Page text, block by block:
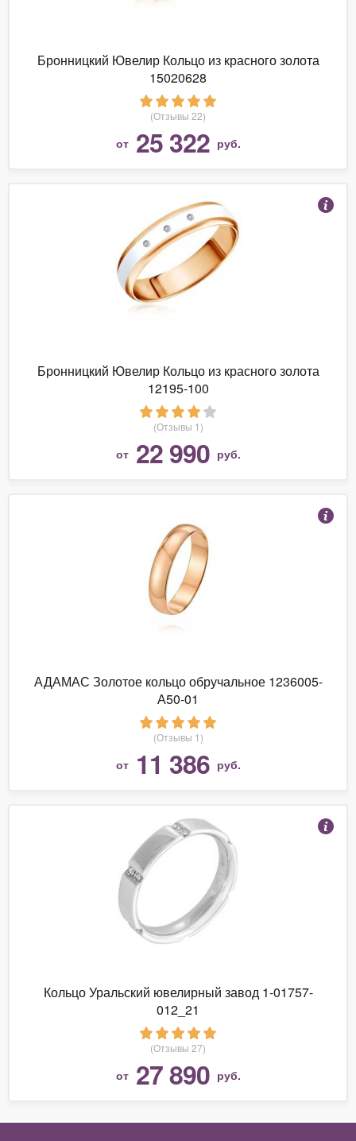
Бронницкий Ювелир Кольцо из красного золота
15020628
(Отзывы 22)
от 25 322 руб.
Бронницкий Ювелир Кольцо из красного золота
12195-100
(Отзывы 1)
от 22 990 руб.
АДАМАС Золотое кольцо обручальное 1236005-
А50-01
(Отзывы 1)
от 11 386 руб.
Кольцо Уральский ювелирный завод 1-01757-
012_21
(Отзывы 27)
от 27 890 руб.